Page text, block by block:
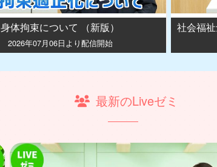
身体拘束について （新版）
2026年07月06日より配信開始
最新のLiveゼミ